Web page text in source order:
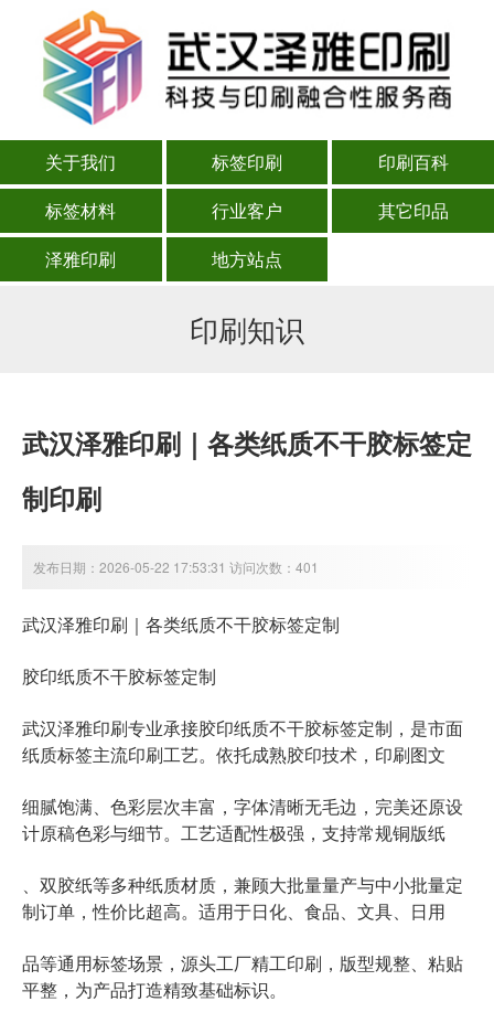
关于我们 标签印刷
印刷百科
标签材料
行业客户
其它印品
泽雅印刷
地方站点
印刷知识
武汉泽雅印刷｜各类纸质不干胶标签定
制印刷
发布日期：2026-05-22 17:53:31 访问次数：401
武汉泽雅印刷｜ 各类纸质不干胶标签定制
胶印纸质不干胶标签定制
武汉泽雅印刷专业承接胶印纸质不干胶标签定制 ，是市面
纸质标签主流印刷工艺。依托成熟胶印技术，印刷图文
细腻饱满、色彩层次丰富，字体清晰无毛边，完美还原设
计原稿色彩与细节。工艺适配性极强，支持常规铜版纸
、双胶纸等多种纸质材质，兼顾大批量量产与中小批量定
制订单 ，性价比超高。适用于日化、食品、文具、日用
品等通用标签场景，源头工厂精工印刷，版型规整、粘贴
平整，为产品打造精致基础标识。